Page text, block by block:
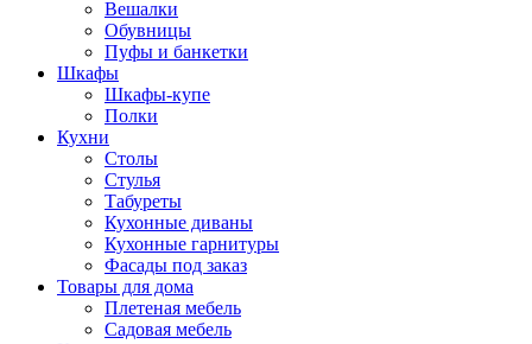
Вешалки
Обувницы
Пуфы и банкетки
Шкафы
Шкафы-купе
Полки
Кухни
Столы
Стулья
Табуреты
Кухонные диваны
Кухонные гарнитуры
Фасады под заказ
Товары для дома
Плетеная мебель
Садовая мебель